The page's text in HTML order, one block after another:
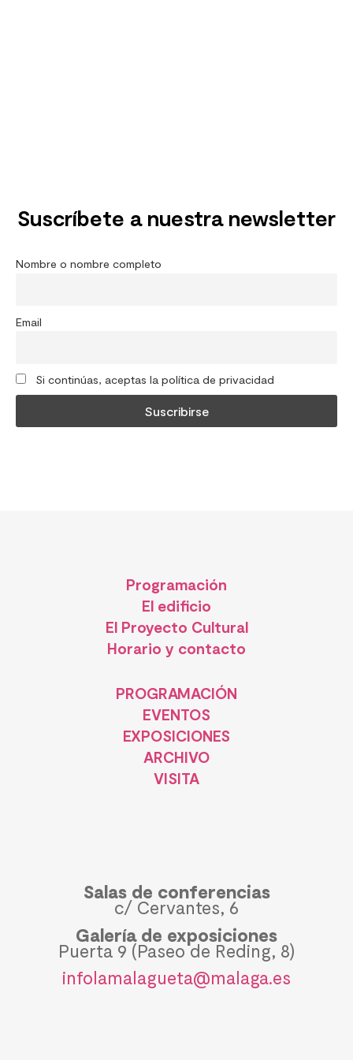
Suscríbete a nuestra newsletter
Nombre o nombre completo
Email
Si continúas, aceptas la política de privacidad
Programación
El edificio
El Proyecto Cultural
Horario y contacto
PROGRAMACIÓN
EVENTOS
EXPOSICIONES
ARCHIVO
VISITA
Salas de conferencias
c/ Cervantes, 6
Galería de exposiciones
Puerta 9 (Paseo de Reding, 8)
infolamalagueta@malaga.es